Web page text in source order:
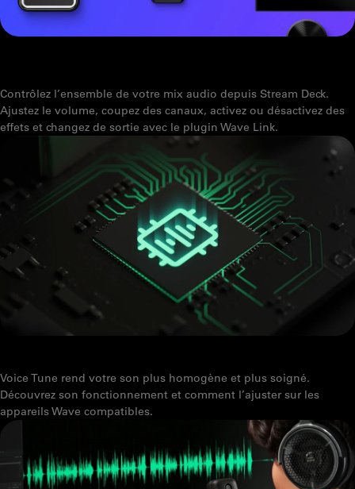
Contrôlez l’ensemble de votre mix audio depuis Stream Deck.
Ajustez le volume, coupez des canaux, activez ou désactivez des
effets et changez de sortie avec le plugin Wave Link.
Voice Tune rend votre son plus homogène et plus soigné.
Découvrez son fonctionnement et comment l’ajuster sur les
appareils Wave compatibles.